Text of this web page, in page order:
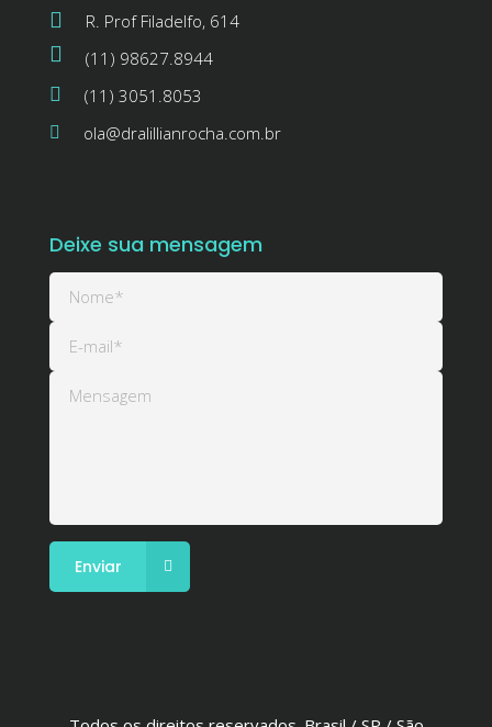
R. Prof Filadelfo, 614
(11) 98627.8944
(11) 3051.8053
ola@dralillianrocha.com.br
Deixe sua mensagem